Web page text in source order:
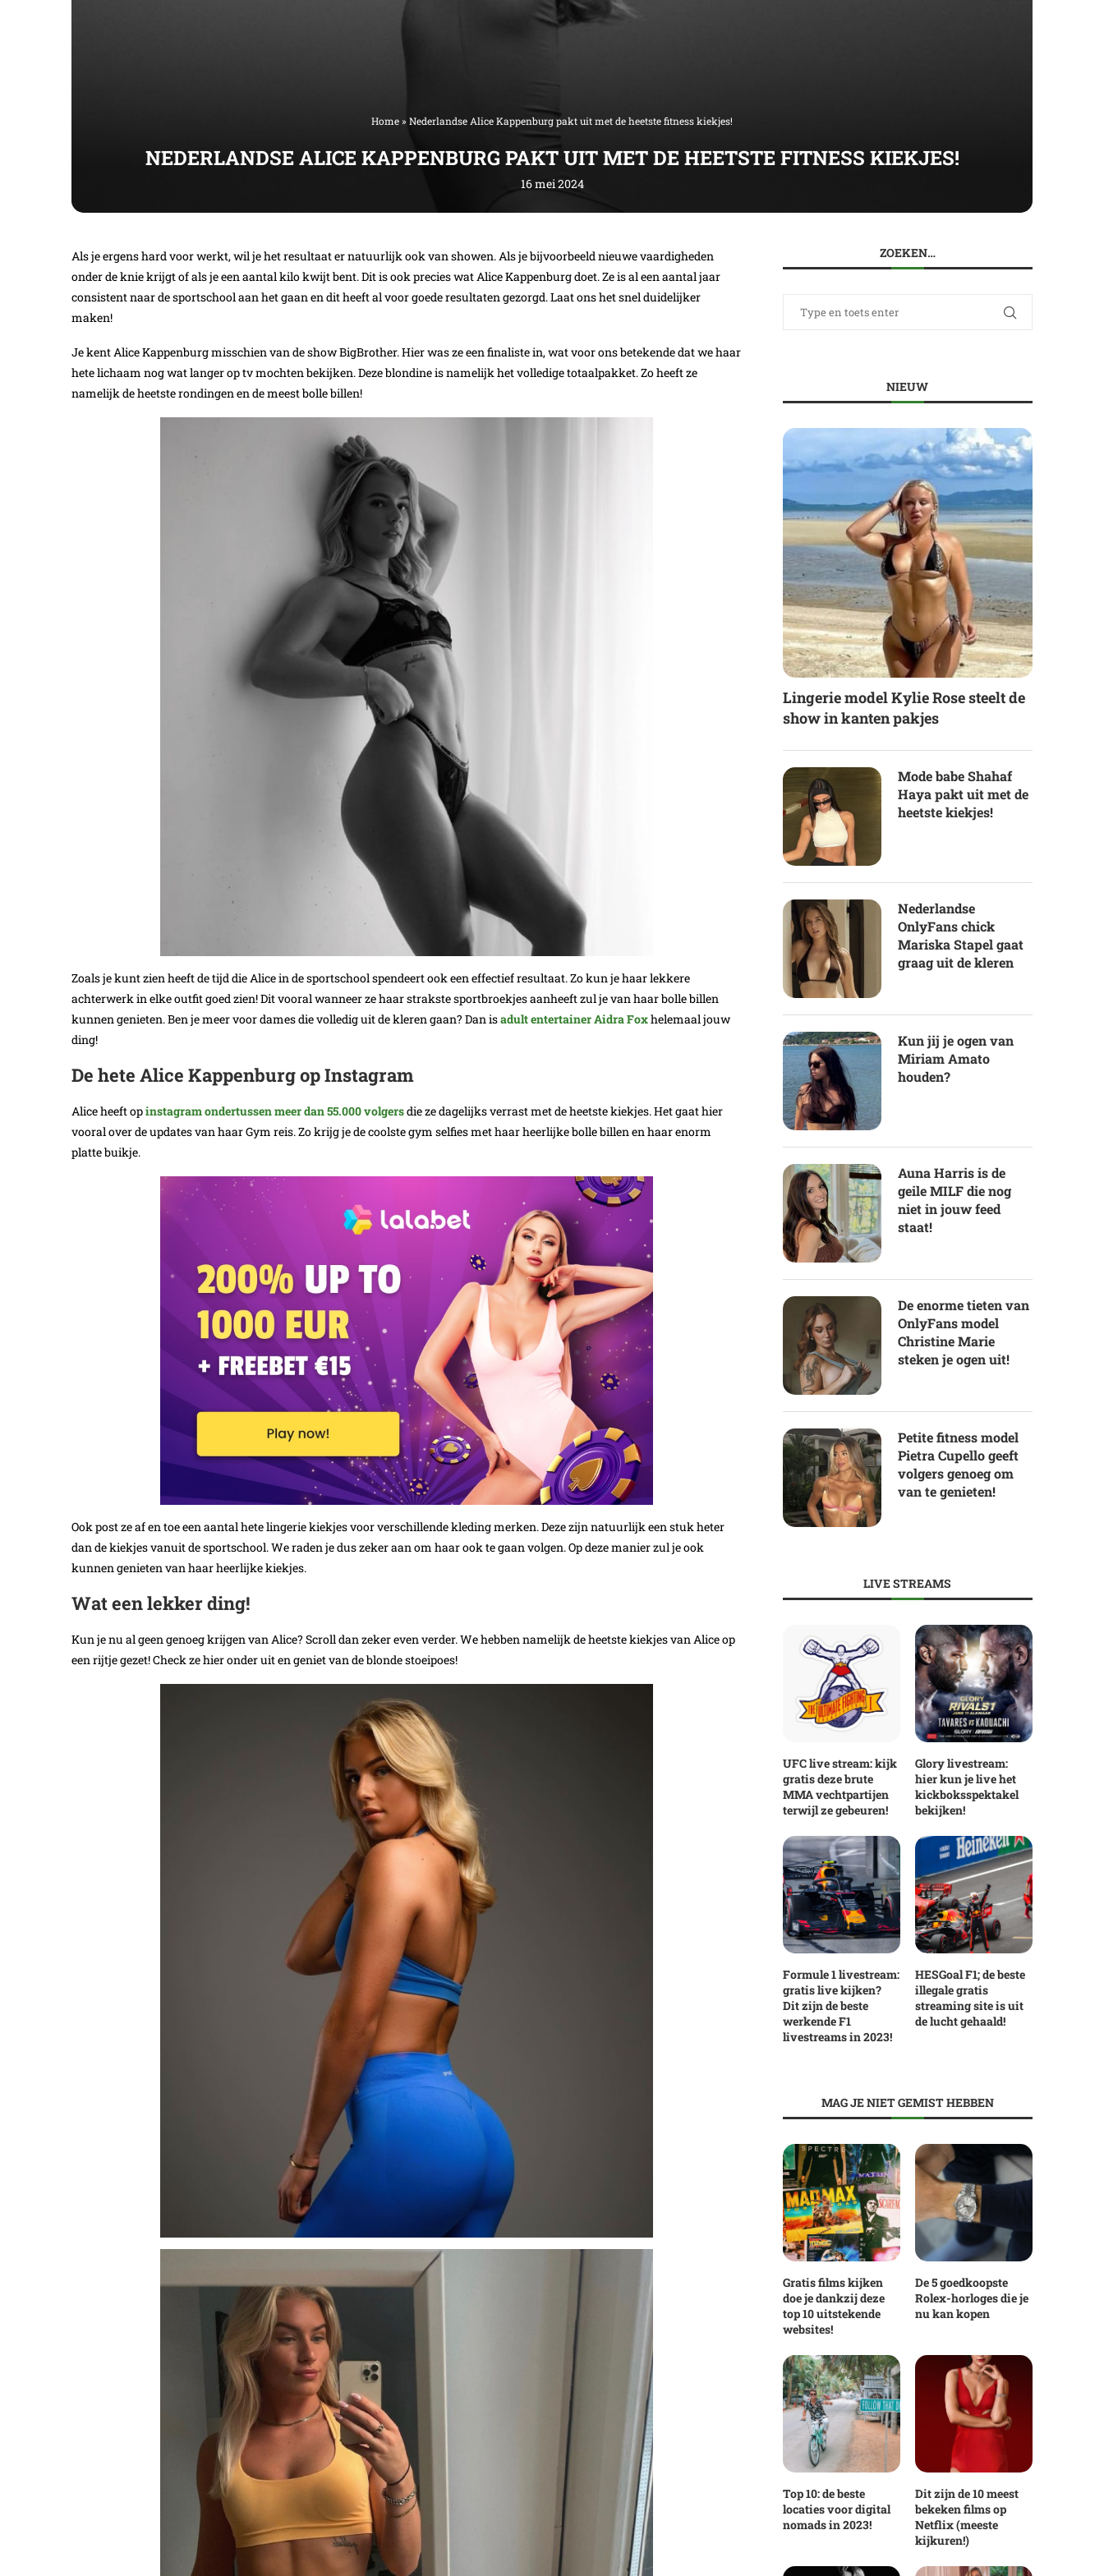
Home» Nederlandse Alice Kappenburg pakt uit met de heetste fitness kiekjes!
NEDERLANDSE ALICE KAPPENBURG PAKT UIT MET DE HEETSTE FITNESS KIEKJES!
16 mei 2024
Als je ergens hard voor werkt, wil je het resultaat er natuurlijk ook van showen. Als je bijvoorbeeld nieuwe vaardigheden
onder de knie krijgt of als je een aantal kilo kwijt bent. Dit is ook precies wat Alice Kappenburg doet. Ze is al een aantal jaar
consistent naar de sportschool aan het gaan en dit heeft al voor goede resultaten gezorgd. Laat ons het snel duidelijker
maken!
Je kent Alice Kappenburg misschien van de show BigBrother. Hier was ze een finaliste in, wat voor ons betekende dat we haar
hete lichaam nog wat langer op tv mochten bekijken. Deze blondine is namelijk het volledige totaalpakket. Zo heeft ze
namelijk de heetste rondingen en de meest bolle billen!
Zoals je kunt zien heeft de tijd die Alice in de sportschool spendeert ook een effectief resultaat. Zo kun je haar lekkere
achterwerk in elke outfit goed zien! Dit vooral wanneer ze haar strakste sportbroekjes aanheeft zul je van haar bolle billen
kunnen genieten. Ben je meer voor dames die volledig uit de kleren gaan? Dan isadult entertainer Aidra Foxhelemaal jouw
ding!
De hete Alice Kappenburg op Instagram
Alice heeft opinstagram ondertussen meer dan 55.000 volgersdie ze dagelijks verrast met de heetste kiekjes. Het gaat hier
vooral over de updates van haar Gym reis. Zo krijg je de coolste gym selfies met haar heerlijke bolle billen en haar enorm
platte buikje.
Ook post ze af en toe een aantal hete lingerie kiekjes voor verschillende kleding merken. Deze zijn natuurlijk een stuk heter
dan de kiekjes vanuit de sportschool. We raden je dus zeker aan om haar ook te gaan volgen. Op deze manier zul je ook
kunnen genieten van haar heerlijke kiekjes.
Wat een lekker ding!
Kun je nu al geen genoeg krijgen van Alice? Scroll dan zeker even verder. We hebben namelijk de heetste kiekjes van Alice op
een rijtje gezet! Check ze hier onder uit en geniet van de blonde stoeipoes!
ZOEKEN…
NIEUW
Lingerie model Kylie Rose steelt de
show in kanten pakjes
Mode babe Shahaf
Haya pakt uit met de
heetste kiekjes!
Nederlandse
OnlyFans chick
Mariska Stapel gaat
graag uit de kleren
Kun jij je ogen van
Miriam Amato
houden?
Auna Harris is de
geile MILF die nog
niet in jouw feed
staat!
De enorme tieten van
OnlyFans model
Christine Marie
steken je ogen uit!
Petite fitness model
Pietra Cupello geeft
volgers genoeg om
van te genieten!
LIVE STREAMS
UFC live stream: kijk
gratis deze brute
MMA vechtpartijen
terwijl ze gebeuren!
Glory livestream:
hier kun je live het
kickboksspektakel
bekijken!
Formule 1 livestream:
gratis live kijken?
Dit zijn de beste
werkende F1
livestreams in 2023!
HESGoal F1; de beste
illegale gratis
streaming site is uit
de lucht gehaald!
MAG JE NIET GEMIST HEBBEN
Gratis films kijken
doe je dankzij deze
top 10 uitstekende
websites!
De 5 goedkoopste
Rolex-horloges die je
nu kan kopen
Top 10: de beste
locaties voor digital
nomads in 2023!
Dit zijn de 10 meest
bekeken films op
Netflix (meeste
kijkuren!)